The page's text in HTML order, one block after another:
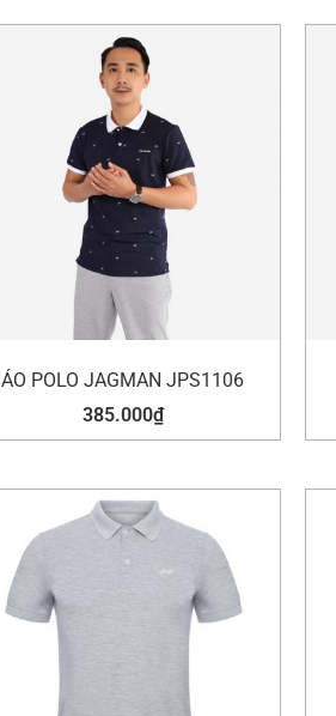
ÁO POLO JAGMAN JPS1106
385.000₫